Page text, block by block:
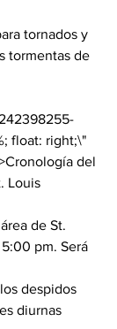
tornados y
tormentas de
float: right;\"
Cronología del
Louis
de St.
5:00 pm. Será
despidos
diurnas